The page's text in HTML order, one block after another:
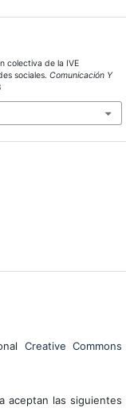
colectiva de la IVE
sociales. Comunicación Y
Creative Commons
aceptan las siguientes